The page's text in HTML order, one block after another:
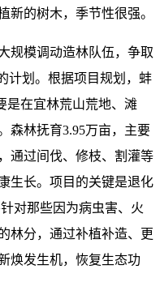
新的树木，季节性很强。
规模调动造林队伍，争取
计划。根据项目规划，蚌
是在宜林荒山荒地、滩
森林抚育3.95万亩，主要
通过间伐、修枝、割灌等
生长。项目的关键是退化
对那些因为病虫害、火
林分，通过补植补造、更
焕发生机，恢复生态功